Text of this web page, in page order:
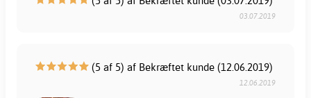
03.07.2019
(5 af 5) af Bekræftet kunde (12.06.2019)
12.06.2019